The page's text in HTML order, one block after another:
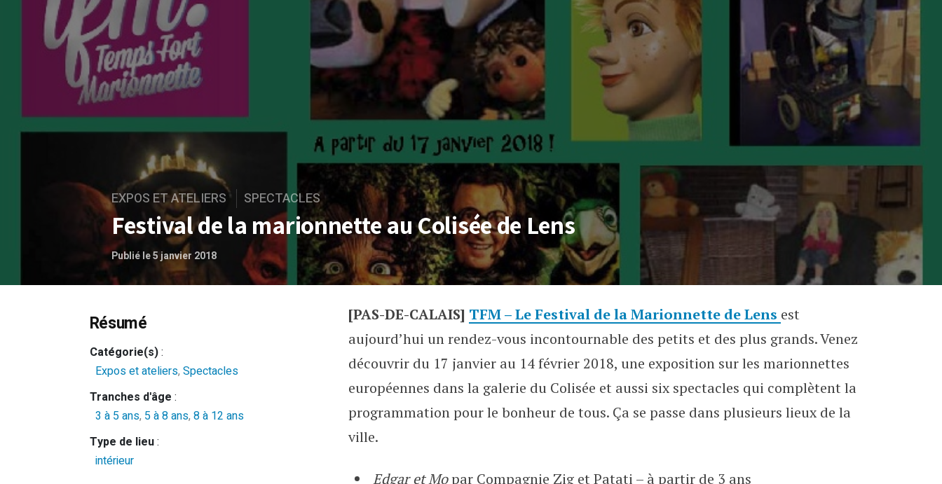
EXPOS ET ATELIERS SPECTACLES
Festival de la marionnette au Colisée de Lens
Publié le 5 janvier 2018
Festival de la marionnette au Colisée de Lens
[PAS-DE-CALAIS] TFM – Le Festival de la Marionnette de Lens est
aujourd’hui un rendez-vous incontournable des petits et des plus grands.Venez
découvrir du 17 janvier au 14 février 2018, une exposition sur les marionnettes
européennes dans la galerie du Colisée et aussi six spectacles qui complètent la
programmation pour le bonheur de tous. Ça se passe dans plusieurs lieux de la
ville.
Edgar et Mopar Compagnie Zig et Patati – à partir de 3 ans
Résumé
Catégorie(s):
Expos et ateliers, Spectacles
Tranches d'âge :
3 à 5 ans, 5 à 8 ans, 8 à 12 ans
Type de lieu:
intérieur